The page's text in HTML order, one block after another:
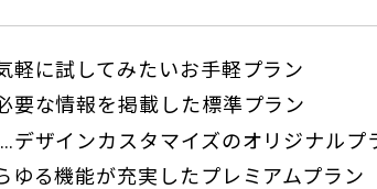
軽に試してみたいお手軽プラン
要な情報を掲載した標準プラン
…デザインカスタマイズのオリジナルプ
ゆる機能が充実したプレミアムプラン